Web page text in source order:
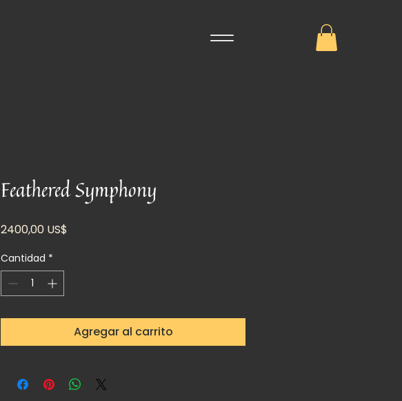
Feathered Symphony
2400,00 US$
Cantidad *
Agregar al carrito